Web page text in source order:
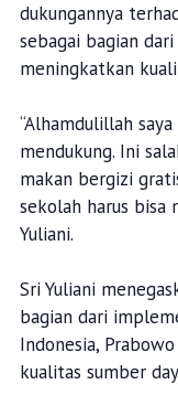
dukungannya
sebagai bagian
meningkatkan
“Alhamdulillah
mendukung. Ini
makan bergizi
sekolah harus bisa
Yuliani.
Sri Yuliani
bagian dari
Indonesia,
kualitas sumber